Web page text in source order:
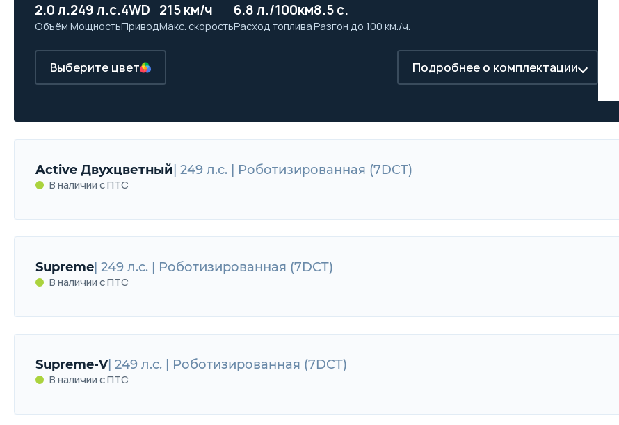
2.0 л.
Объём
249 л.с.
Мощность
4WD
Привод
215 км/ч
Макс. скорость
6.8 л./100км
Расход топлива
8.5 с.
Разгон до 100 км./ч.
Выберите цвет Подробнее о комплектации
Active Двухцветный | 249 л.с. | Роботизированная (7DCT)
В наличии с ПТС
Active Двухцветный249 л.с. | Роботизированная (7DCT)
В наличии с ПТС
Supreme | 249 л.с. | Роботизированная (7DCT)
В наличии с ПТС
Supreme249 л.с. | Роботизированная (7DCT)
В наличии с ПТС
Supreme-V| 249 л.с. | Роботизированная (7DCT)
В наличии с ПТС